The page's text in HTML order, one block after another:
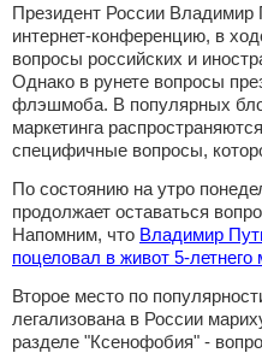
Президент России Владимир
интернет-конференцию, в
вопросы российских и
Однако в рунете вопросы
флэшмоба. В популярных
маркетинга
специфичные вопросы,
По состоянию на утро
продолжает оставаться
Напомним, что Владимир
поцеловал в живот 5-летнего
Второе место по
легализована в России
разделе "Ксенофобия" -